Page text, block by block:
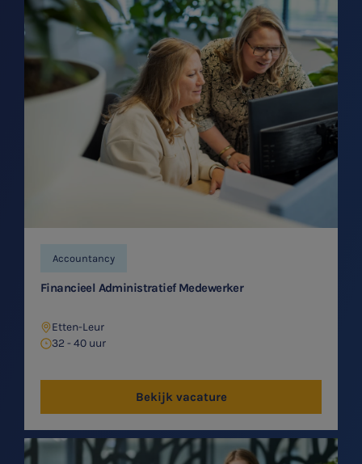
Accountancy
Financieel Administratief Medewerker
Etten-Leur
32 - 40 uur
Bekijk vacature